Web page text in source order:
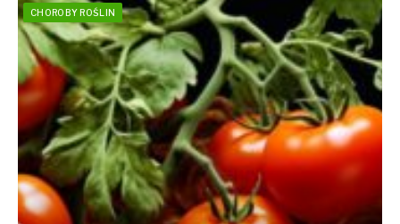
CHOROBY ROŚLIN